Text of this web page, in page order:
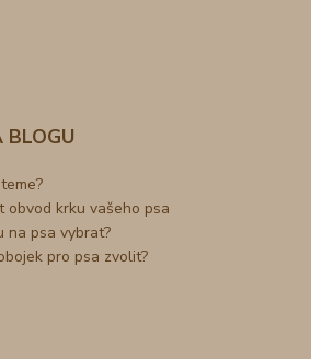
BLOGU
obvod krku vašeho psa
na psa vybrat?
pro psa zvolit?